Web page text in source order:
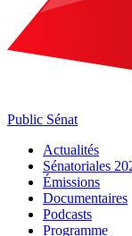
Public Sénat
Actualités
Sénatoriales
Émissions
Documentaires
Podcasts
Programme